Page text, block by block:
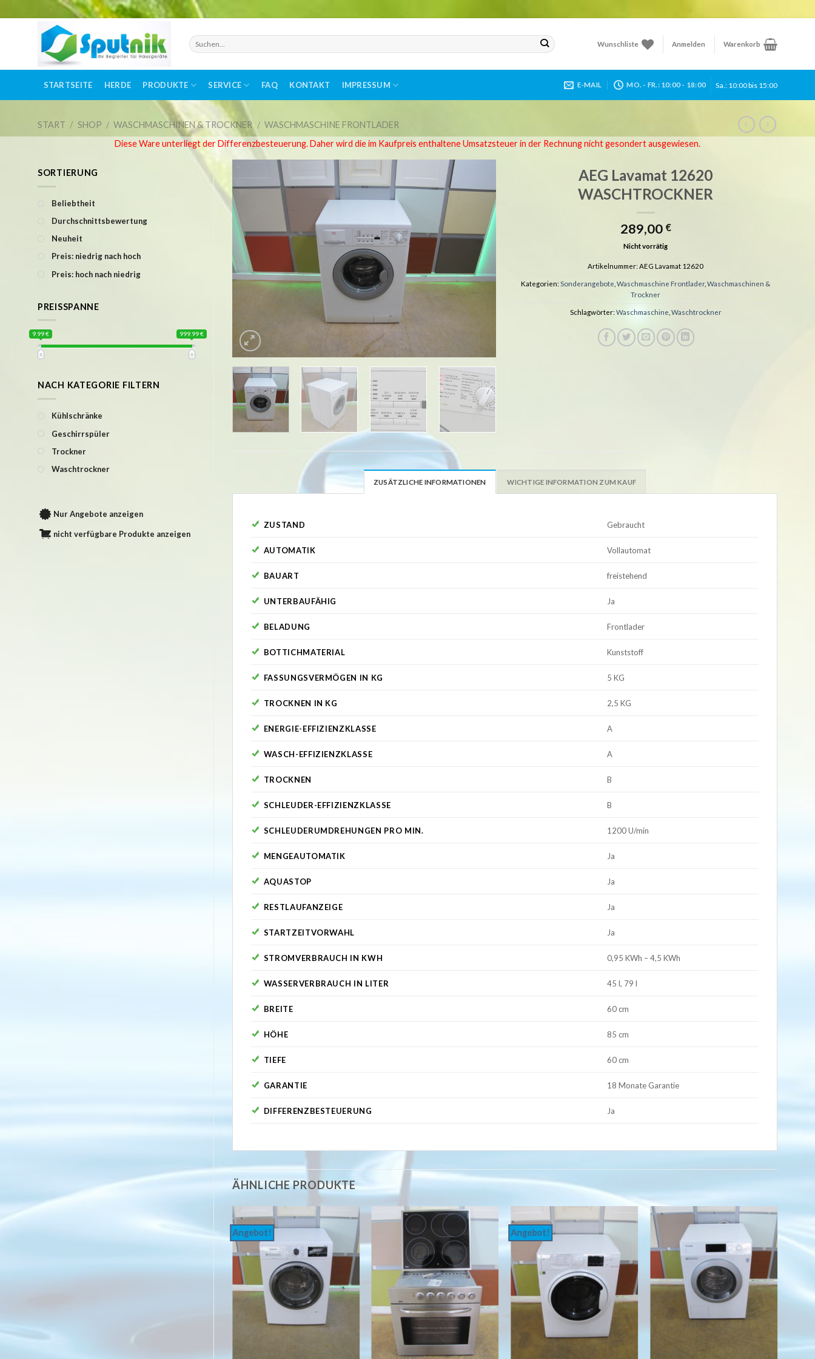
Suchen
nach:
Wunschliste Anmelden Warenkorb
STARTSEITE HERDE PRODUKTE SERVICE FAQ KONTAKT IMPRESSUM E-MAIL MO. - FR.: 10:00 - 18:00 Sa.: 10:00 bis 15:00
START / SHOP / WASCHMASCHINEN & TROCKNER / WASCHMASCHINE FRONTLADER
Diese Ware unterliegt der Differenzbesteuerung. Daher wird die im Kaufpreis enthaltene Umsatzsteuer in der Rechnung nicht gesondert ausgewiesen.
SORTIERUNG
Beliebtheit
Durchschnittsbewertung
Neuheit
Preis: niedrig nach hoch
Preis: hoch nach niedrig
PREISSPANNE
9.99 € 999.99 €
NACH KATEGORIE FILTERN
Kühlschränke
Geschirrspüler
Trockner
Waschtrockner
Nur Angebote anzeigen
nicht verfügbare Produkte anzeigen
AEG Lavamat 12620
WASCHTROCKNER
289,00 €
Nicht vorrätig
Artikelnummer:AEG Lavamat 12620
Kategorien:Sonderangebote ,Waschmaschine Frontlader,Waschmaschinen &
Trockner
Schlagwörter: Waschmaschine Waschtrockner
ZUSÄTZLICHE INFORMATIONEN WICHTIGE INFORMATION ZUM KAUF
ZUSTAND Gebraucht
AUTOMATIK Vollautomat
BAUART freistehend
UNTERBAUFÄHIG Ja
BELADUNG Frontlader
BOTTICHMATERIAL Kunststoff
FASSUNGSVERMÖGEN IN KG 5 KG
TROCKNEN IN KG 2,5 KG
ENERGIE-EFFIZIENZKLASSE A
WASCH-EFFIZIENZKLASSE A
TROCKNEN B
SCHLEUDER-EFFIZIENZKLASSE B
SCHLEUDERUMDREHUNGEN PRO MIN. 1200 U/min
MENGEAUTOMATIK Ja
AQUASTOP Ja
RESTLAUFANZEIGE Ja
STARTZEITVORWAHL Ja
STROMVERBRAUCH IN KWH 0,95 KWh – 4,5 KWh
WASSERVERBRAUCH IN LITER 45 l, 79 l
BREITE 60 cm
HÖHE 85 cm
TIEFE 60 cm
GARANTIE 18 Monate Garantie
DIFFERENZBESTEUERUNG Ja
ÄHNLICHE PRODUKTE
Angebot!
die
Wunschliste
Wunschliste
Angebot!
Auf
die
Wunschliste
Auf
die
Wunschliste